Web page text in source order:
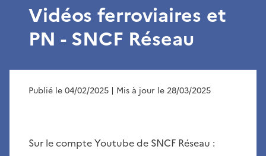
Vidéos ferroviaires et
PN - SNCF Réseau
Publié le 04/02/2025 | Mis à jour le 28/03/2025
Sur le compte Youtube de SNCF Réseau :